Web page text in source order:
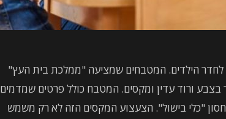
לחדר הילדים. המטבחים שמציעה "ממלכת בית העץ"
בצבע ורוד עדין ומקסים. המטבח כולל פרטים שמדמים
"כלי בישול". הצעצוע המקסים הזה לא רק משמש